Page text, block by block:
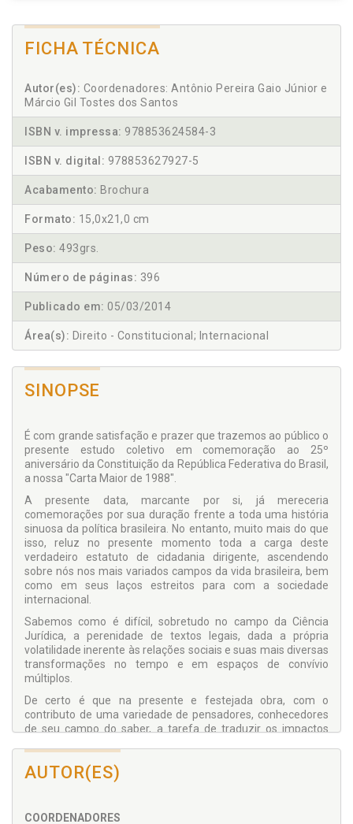
FICHA TÉCNICA
Autor(es): Coordenadores: Antônio Pereira Gaio Júnior e
Márcio Gil Tostes dos Santos
ISBN v. impressa: 978853624584-3
ISBN v. digital: 978853627927-5
Acabamento: Brochura
Formato: 15,0x21,0 cm
Peso: 493grs.
Número de páginas: 396
Publicado em: 05/03/2014
Área(s): Direito - Constitucional; Internacional
SINOPSE
É com grande satisfação e prazer que trazemos ao público o
presente estudo coletivo em comemoração ao 25º
aniversário da Constituição da República Federativa do Brasil,
a nossa "Carta Maior de 1988".
A presente data, marcante por si, já mereceria
comemorações por sua duração frente a toda uma história
sinuosa da política brasileira. No entanto, muito mais do que
isso, reluz no presente momento toda a carga deste
verdadeiro estatuto de cidadania dirigente, ascendendo
sobre nós nos mais variados campos da vida brasileira, bem
como em seus laços estreitos para com a sociedade
internacional.
Sabemos como é difícil, sobretudo no campo da Ciência
Jurídica, a perenidade de textos legais, dada a própria
volatilidade inerente às relações sociais e suas mais diversas
transformações no tempo e em espaços de convívio
múltiplos.
De certo é que na presente e festejada obra, com o
contributo de uma variedade de pensadores, conhecedores
de seu campo do saber, a tarefa de traduzir os impactos
tarefa menos hercúlea, não pelo empreendimento em si,
mas pelas letras a seguir, essas que, inegavelmente,
comemoração, por certo, encarrega-se de ser merecedora!
AUTOR(ES)
COORDENADORES